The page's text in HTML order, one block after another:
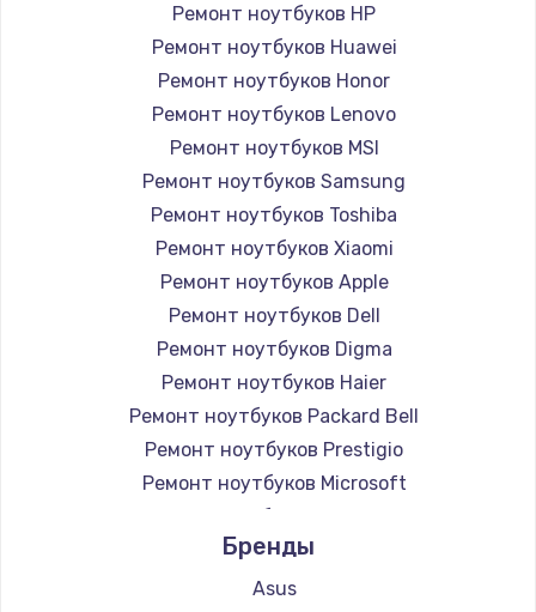
Ремонт ноутбуков HP
Ремонт ноутбуков Huawei
Ремонт ноутбуков Honor
Ремонт ноутбуков Lenovo
Ремонт ноутбуков MSI
Ремонт ноутбуков Samsung
Ремонт ноутбуков Toshiba
Ремонт ноутбуков Xiaomi
Ремонт ноутбуков Apple
Ремонт ноутбуков Dell
Ремонт ноутбуков Digma
Ремонт ноутбуков Haier
Ремонт ноутбуков Packard Bell
Ремонт ноутбуков Prestigio
Ремонт ноутбуков Microsoft
Ремонт ноутбуков Alienware
Ремонт ноутбуков Aquarius
Ремонт ноутбуков Gigabyte
Бренды
Asus